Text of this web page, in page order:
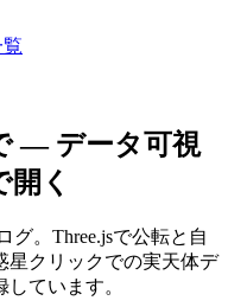
— データ可視
開く
グ。Three.jsで公転と自
星クリックでの実天体デ
ています。